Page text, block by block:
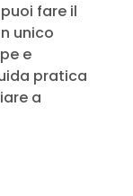
fare il
unico
e
pratica
a